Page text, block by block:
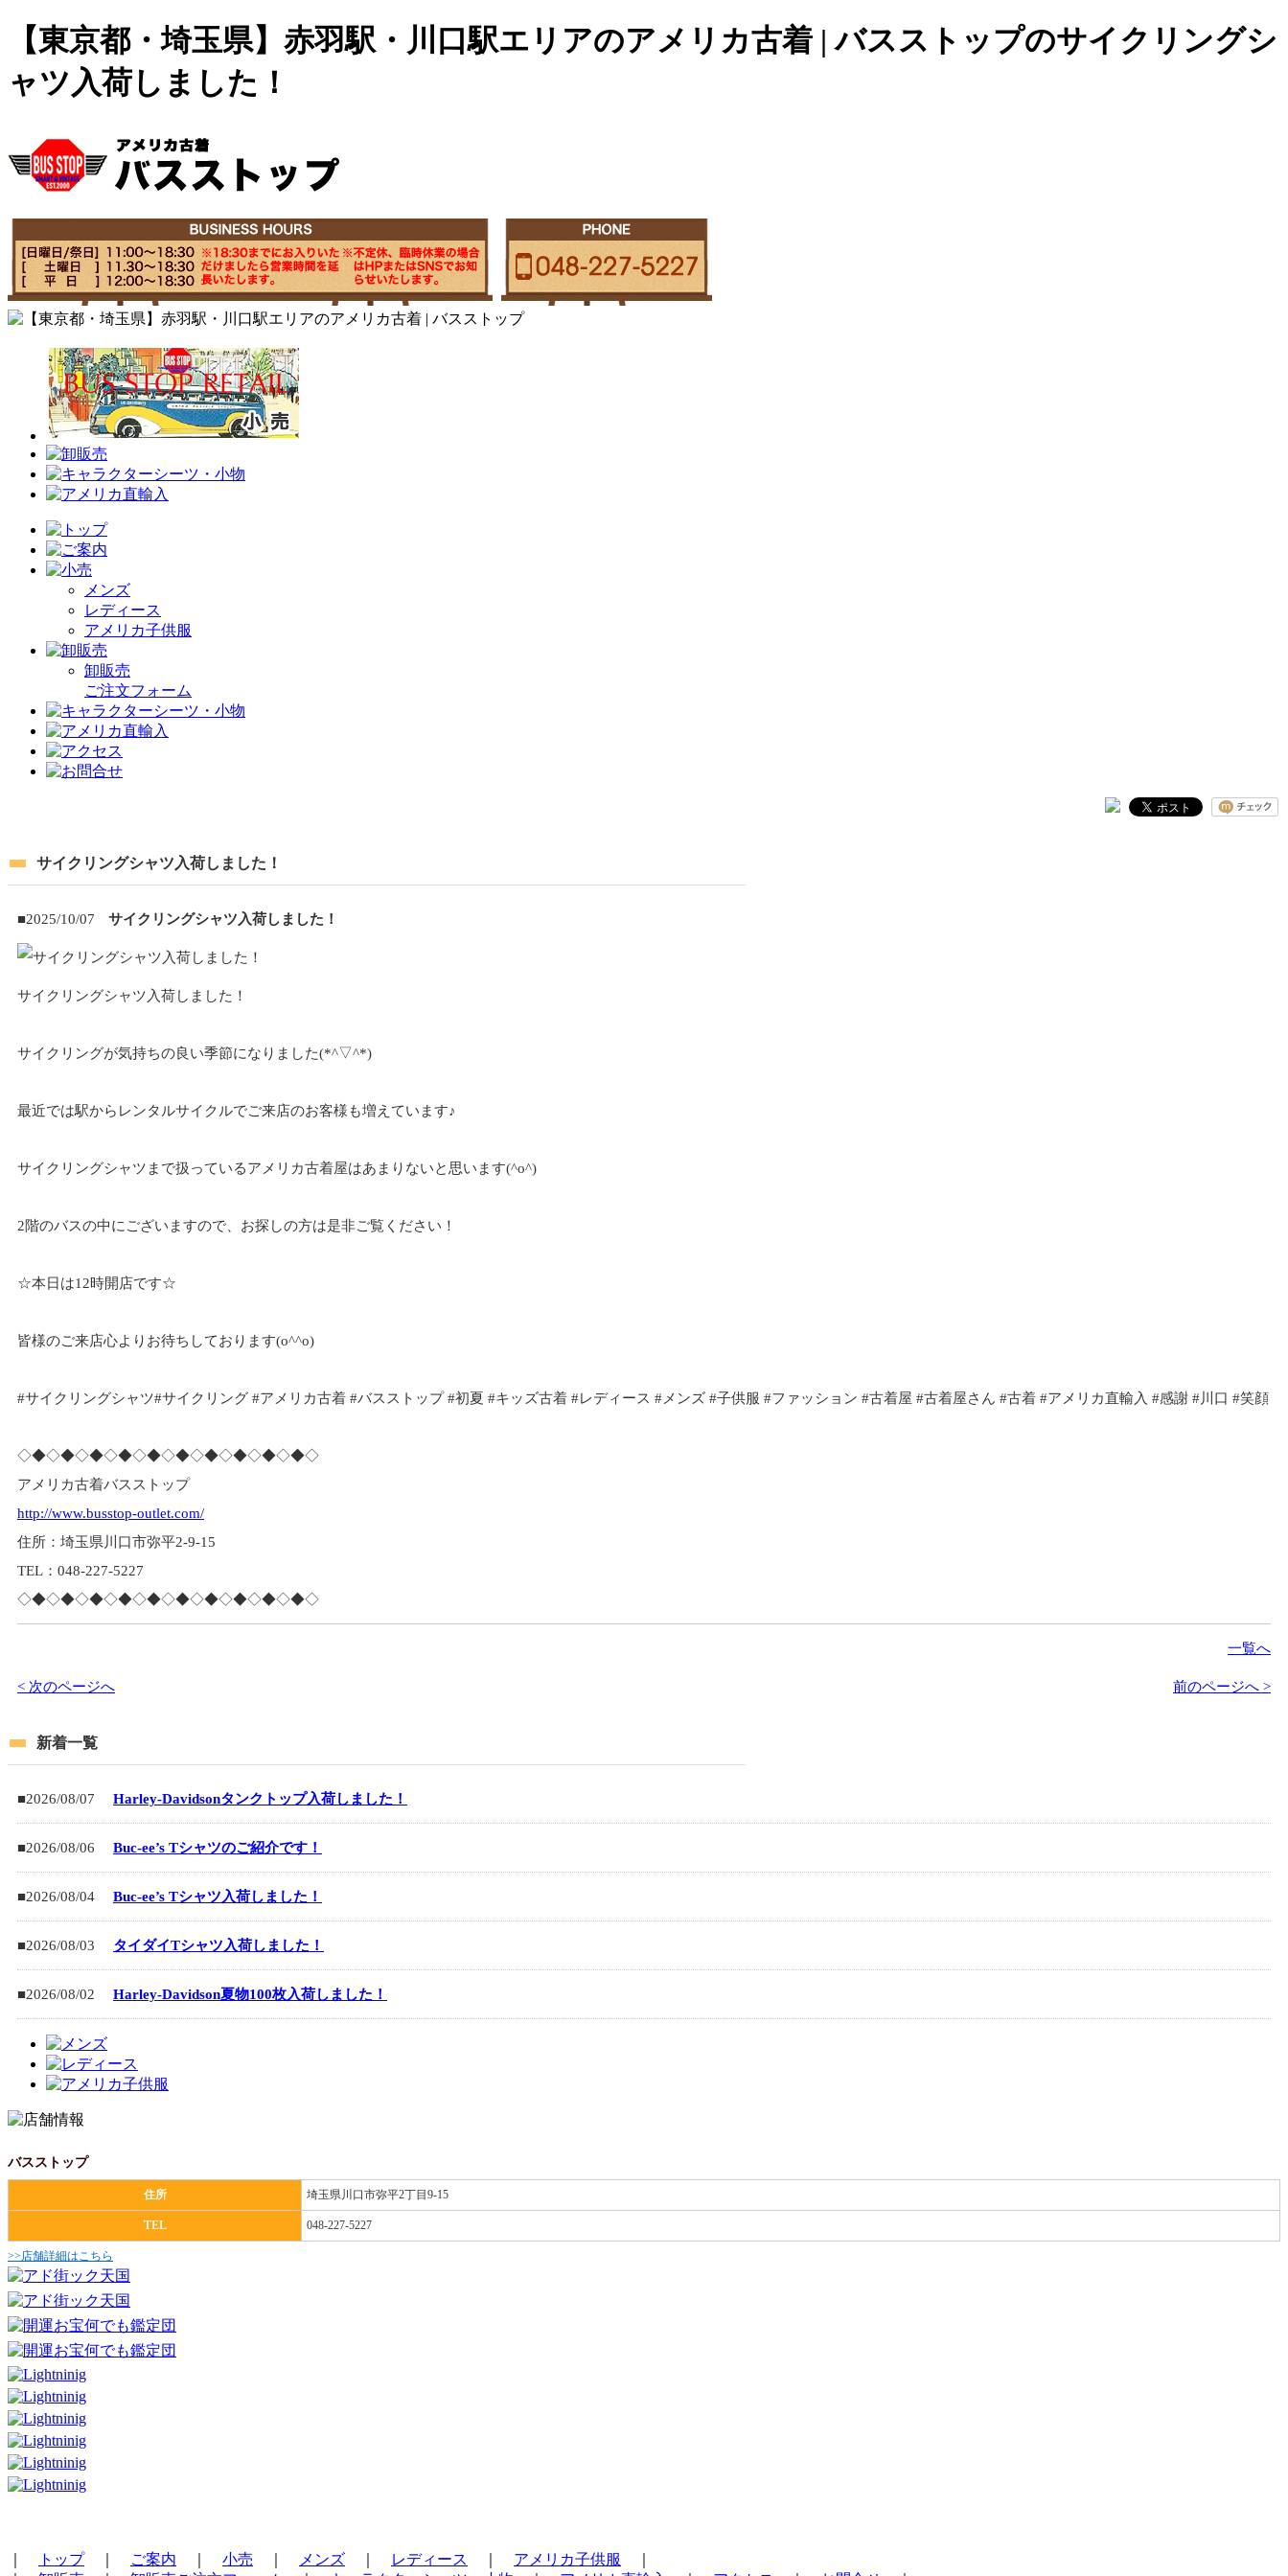
【東京都・埼玉県】赤羽駅・川口駅エリアのアメリカ古着 | バスストップのサイクリングシ
ャツ入荷しました！
メンズ
レディース
アメリカ子供服
卸販売
ご注文フォーム
サイクリングシャツ入荷しました！
■2025/10/07 サイクリングシャツ入荷しました！
サイクリングシャツ入荷しました！
サイクリングが気持ちの良い季節になりました(*^▽^*)
最近では駅からレンタルサイクルでご来店のお客様も増えています♪
サイクリングシャツまで扱っているアメリカ古着屋はあまりないと思います(^o^)
2階のバスの中にございますので、お探しの方は是非ご覧ください！
☆本日は12時開店です☆
皆様のご来店心よりお待ちしております(o^^o)
#サイクリングシャツ#サイクリング #アメリカ古着 #バスストップ #初夏 #キッズ古着 #レディース #メンズ #子供服 #ファッション #古着屋 #古着屋さん #古着 #アメリカ直輸入 #感謝 #川口 #笑顔
◇◆◇◆◇◆◇◆◇◆◇◆◇◆◇◆◇◆◇◆◇
アメリカ古着バスストップ
http://www.busstop-outlet.com/
住所：埼玉県川口市弥平2-9-15
TEL：048-227-5227
◇◆◇◆◇◆◇◆◇◆◇◆◇◆◇◆◇◆◇◆◇
一覧へ
< 次のページへ 前のページへ >
新着一覧
■2026/08/07 Harley-Davidsonタンクトップ入荷しました！
■2026/08/06 Buc-ee’s Tシャツのご紹介です！
■2026/08/04 Buc-ee’s Tシャツ入荷しました！
■2026/08/03 タイダイTシャツ入荷しました！
■2026/08/02 Harley-Davidson夏物100枚入荷しました！
バスストップ
住所 埼玉県川口市弥平2丁目9-15
TEL 048-227-5227
>>店舗詳細はこちら
トップ｜ ご案内 小売 メンズ レディース アメリカ子供服